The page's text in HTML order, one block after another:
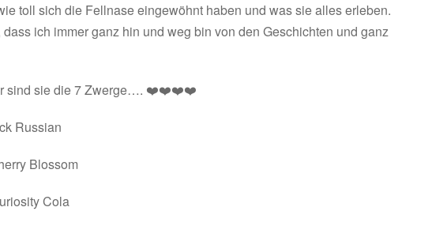
toll sich die Fellnase eingewöhnt haben und was sie alles erleben.
ich immer ganz hin und weg bin von den Geschichten und ganz
sind sie die 7 Zwerge…. ❤️❤️❤️❤️
Russian
Blossom
Cola